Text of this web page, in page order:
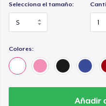
Selecciona el tamaño:
Colores:
Añadir